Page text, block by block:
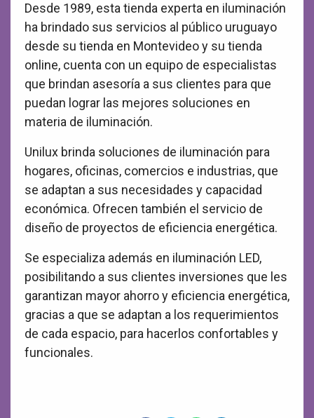
Desde 1989, esta tienda experta en iluminación
ha brindado sus servicios al público uruguayo
desde su tienda en Montevideo y su tienda
online, cuenta con un equipo de especialistas
que brindan asesoría a sus clientes para que
puedan lograr las mejores soluciones en
materia de iluminación.
Unilux brinda soluciones de iluminación para
hogares, oficinas, comercios e industrias, que
se adaptan a sus necesidades y capacidad
económica. Ofrecen también el servicio de
diseño de proyectos de eficiencia energética.
Se especializa además en iluminación LED,
posibilitando a sus clientes inversiones que les
garantizan mayor ahorro y eficiencia energética,
gracias a que se adaptan a los requerimientos
de cada espacio, para hacerlos confortables y
funcionales.